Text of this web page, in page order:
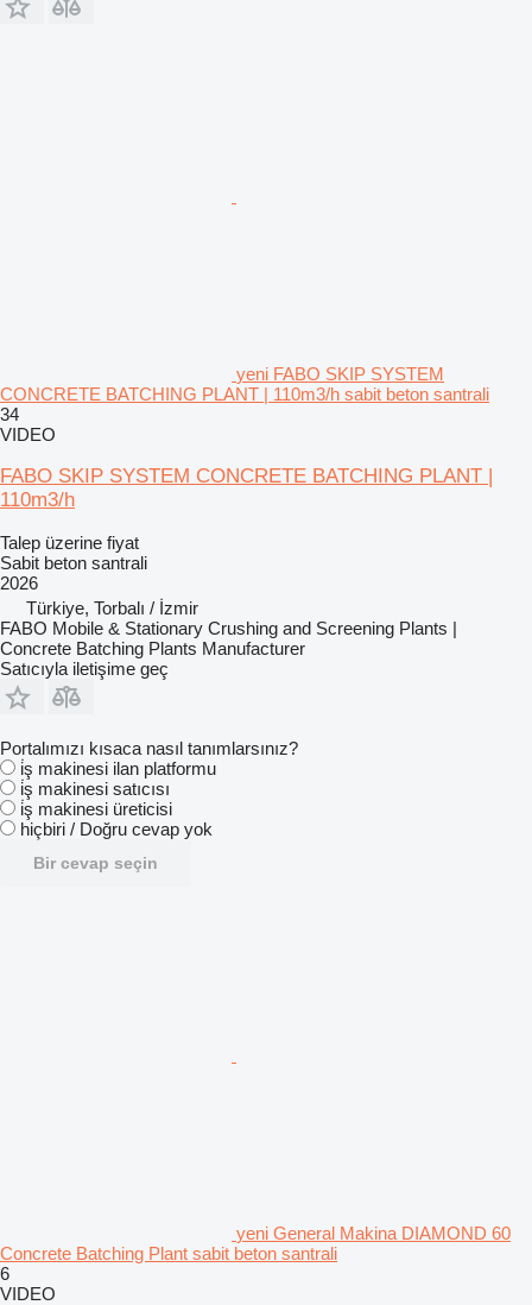
yeni FABO SKIP SYSTEM
CONCRETE BATCHING PLANT | 110m3/h sabit beton santrali
34
VIDEO
FABO SKIP SYSTEM CONCRETE BATCHING PLANT |
110m3/h
Talep üzerine fiyat
Sabit beton santrali
2026
Türkiye, Torbalı / İzmir
FABO Mobile & Stationary Crushing and Screening Plants |
Concrete Batching Plants Manufacturer
Satıcıyla iletişime geç
Portalımızı kısaca nasıl tanımlarsınız?
i̇ş makinesi ilan platformu
i̇ş makinesi satıcısı
i̇ş makinesi üreticisi
hiçbiri / Doğru cevap yok
Bir cevap seçin
yeni General Makina DIAMOND 60
Concrete Batching Plant sabit beton santrali
6
VIDEO